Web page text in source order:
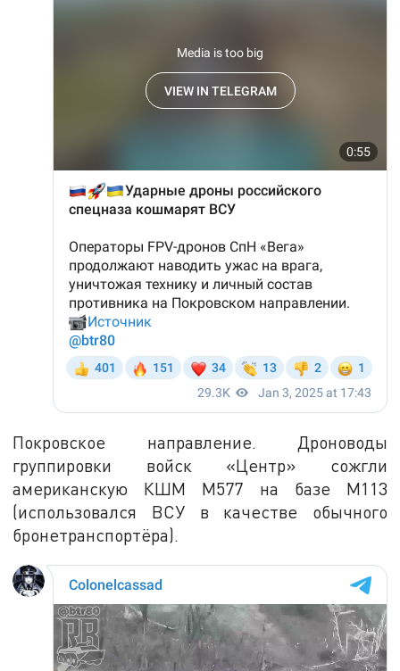
Покровское направление. Дроноводы
группировки войск «Центр» сожгли
американскую КШМ М577 на базе М113
(использовался ВСУ в качестве обычного
бронетранспортёра).